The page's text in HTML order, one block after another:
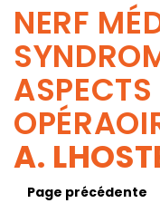
NERF
A.
Page précédente